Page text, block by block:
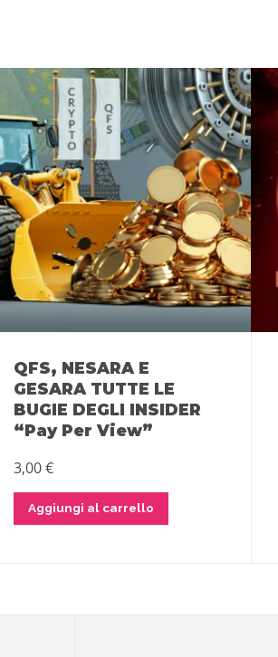
QFS, NESARA E
GESARA TUTTE LE
BUGIE DEGLI INSIDER
“Pay Per View”
3,00€
Aggiungi al carrello